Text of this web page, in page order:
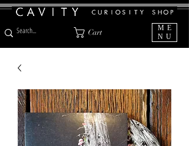
Cart
ME
NU